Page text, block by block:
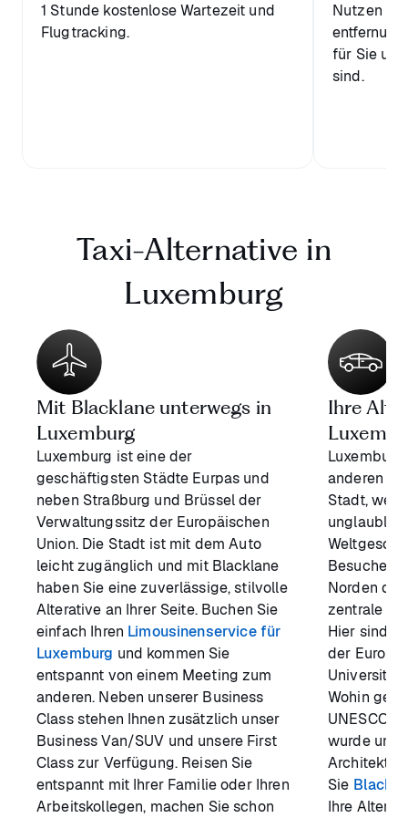
1 Stunde kostenlose Wartezeit und
Flugtracking.
Nutzen
für Sie
sind.
Taxi-Alternative in
Luxemburg
Mit Blacklane unterwegs in
Luxemburg
Luxemburg ist eine der
geschäftigsten Städte Eurpas und
neben Straßburg und Brüssel der
Verwaltungssitz der Europäischen
Union. Die Stadt ist mit dem Auto
leicht zugänglich und mit Blacklane
haben Sie eine zuverlässige, stilvolle
Alterative an Ihrer Seite. Buchen Sie
einfach Ihren Limousinenservice für
Luxemburg und kommen Sie
entspannt von einem Meeting zum
anderen. Neben unserer Business
Class stehen Ihnen zusätzlich unser
Business Van/SUV und unsere First
Class zur Verfügung. Reisen Sie
entspannt mit Ihrer Familie oder Ihren
Arbeitskollegen, machen Sie schon
Ihre
anderen
Stadt,
Besucher
Norden
zentrale
Hier sind
der
Universität
Wohin
UNESCO
wurde und
Architektur
Sie
Ihre